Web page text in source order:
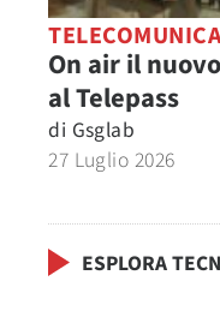
On air il
al Telepass
di Gsglab
27 Luglio 2026
ESPLORA